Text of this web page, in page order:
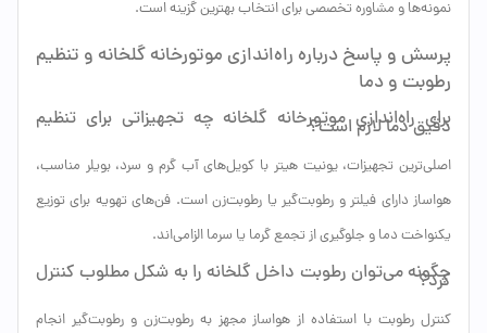
نمونه‌ها و مشاوره تخصصی برای انتخاب بهترین گزینه است.
پرسش و پاسخ درباره راه‌اندازی موتورخانه گلخانه و تنظیم
رطوبت و دما
برای راه‌اندازی موتورخانه گلخانه چه تجهیزاتی برای تنظیم
دقیق دما لازم است؟
اصلی‌ترین تجهیزات، یونیت هیتر با کویل‌های آب گرم و سرد، بویلر مناسب،
هواساز دارای فیلتر و رطوبت‌گیر یا رطوبت‌زن است. فن‌های تهویه برای توزیع
یکنواخت دما و جلوگیری از تجمع گرما یا سرما الزامی‌اند.
چگونه می‌توان رطوبت داخل گلخانه را به شکل مطلوب کنترل
کرد؟
کنترل رطوبت با استفاده از هواساز مجهز به رطوبت‌زن و رطوبت‌گیر انجام